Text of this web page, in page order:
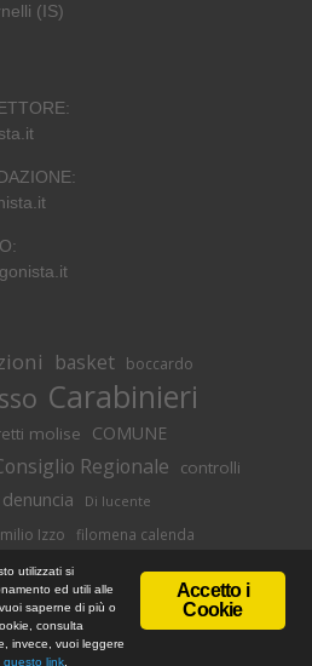
(IS)
basket boccardo
Carabinieri
molise COMUNE
Regionale controlli
denuncia Di lucente
Izzo filomena calenda
M5S magnolia molise
polizia polizia di stato
regione
Informativa Cookie |Privacy Policy
Accetto i
Cookie
utilizzati si
ed utili alle
saperne di più o
consulta
invece, vuoi leggere
questo link